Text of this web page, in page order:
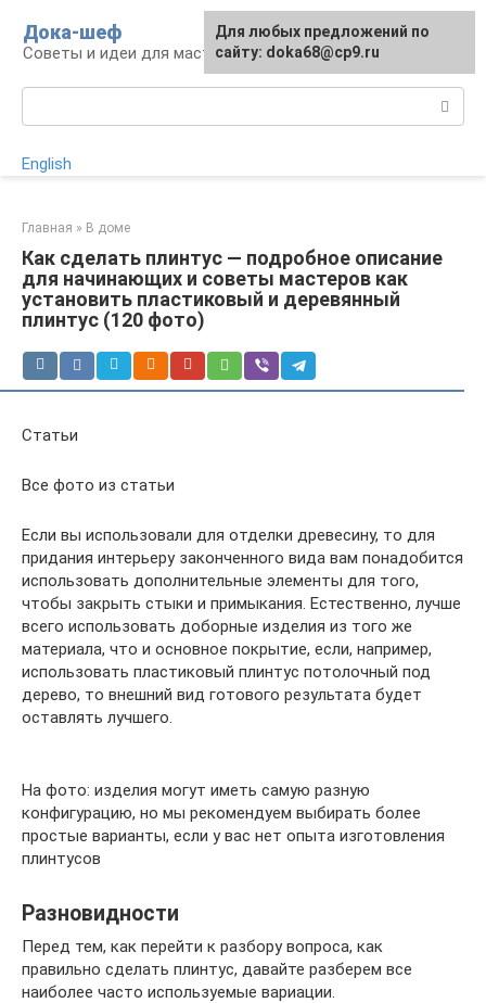
контенту
Дока-шеф
Советы и идеи для мастеров и мастериц
English
Главная » В доме
Как сделать плинтус — подробное описание
для начинающих и советы мастеров как
установить пластиковый и деревянный
плинтус (120 фото)
Статьи
Все фото из статьи
Если вы использовали для отделки древесину, то для
придания интерьеру законченного вида вам понадобится
использовать дополнительные элементы для того,
чтобы закрыть стыки и примыкания. Естественно, лучше
всего использовать доборные изделия из того же
материала, что и основное покрытие, если, например,
использовать пластиковый плинтус потолочный под
дерево, то внешний вид готового результата будет
оставлять лучшего.
На фото: изделия могут иметь самую разную
конфигурацию, но мы рекомендуем выбирать более
простые варианты, если у вас нет опыта изготовления
плинтусов
Разновидности
Перед тем, как перейти к разбору вопроса, как
правильно сделать плинтус, давайте разберем все
наиболее часто используемые вариации.
Для любых предложений по
сайту: doka68@cp9.ru